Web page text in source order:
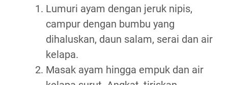
Lumuri ayam dengan jeruk nipis,
campur dengan bumbu yang
dihaluskan, daun salam, serai dan air
kelapa.
Masak ayam hingga empuk dan air